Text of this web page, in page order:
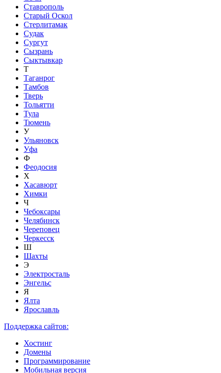
Ставрополь
Старый Оскол
Стерлитамак
Судак
Сургут
Сызрань
Сыктывкар
Т
Таганрог
Тамбов
Тверь
Тольятти
Тула
Тюмень
У
Ульяновск
Уфа
Ф
Феодосия
Х
Хасавюрт
Химки
Ч
Чебоксары
Челябинск
Череповец
Черкесск
Ш
Шахты
Э
Электросталь
Энгельс
Я
Ялта
Ярославль
Поддержка сайтов:
Хостинг
Домены
Программирование
Мобильная версия